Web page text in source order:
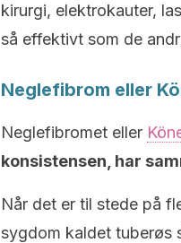
kirurgi, elektrokauter,
så effektivt som de
Neglefibrom eller
Neglefibromet eller
konsistensen, har
Når det er til stede på
sygdom kaldet tuberøs